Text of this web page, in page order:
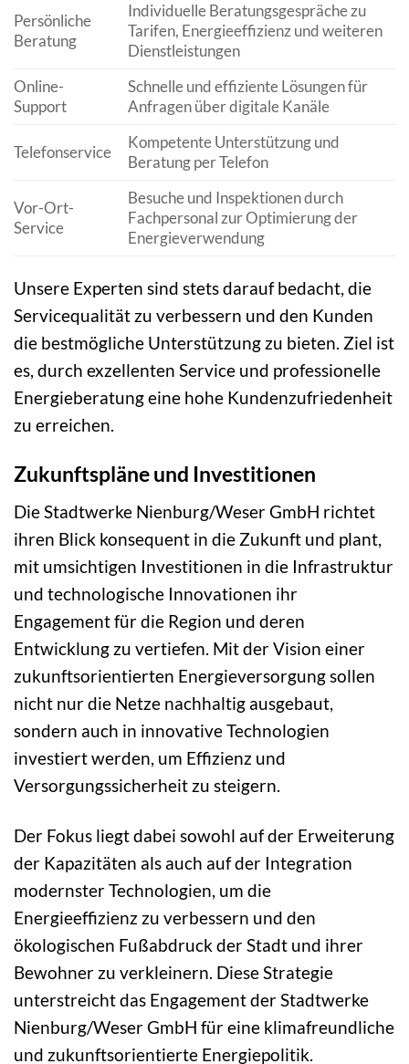
Persönliche
Beratung
Individuelle Beratungsgespräche zu
Tarifen, Energieeffizienz und weiteren
Dienstleistungen
Online-
Support
Schnelle und effiziente Lösungen für
Anfragen über digitale Kanäle
Telefonservice
Kompetente Unterstützung und
Beratung per Telefon
Vor-Ort-
Service
Besuche und Inspektionen durch
Fachpersonal zur Optimierung der
Energieverwendung
Unsere Experten sind stets darauf bedacht, die
Servicequalität zu verbessern und den Kunden
die bestmögliche Unterstützung zu bieten. Ziel ist
es, durch exzellenten Service und professionelle
Energieberatung eine hohe Kundenzufriedenheit
zu erreichen.
Zukunftspläne und Investitionen
Die Stadtwerke Nienburg/Weser GmbH richtet
ihren Blick konsequent in die Zukunft und plant,
mit umsichtigen Investitionen in die Infrastruktur
und technologische Innovationen ihr
Engagement für die Region und deren
Entwicklung zu vertiefen. Mit der Vision einer
zukunftsorientierten Energieversorgung sollen
nicht nur die Netze nachhaltig ausgebaut,
sondern auch in innovative Technologien
investiert werden, um Effizienz und
Versorgungssicherheit zu steigern.
Der Fokus liegt dabei sowohl auf der Erweiterung
der Kapazitäten als auch auf der Integration
modernster Technologien, um die
Energieeffizienz zu verbessern und den
ökologischen Fußabdruck der Stadt und ihrer
Bewohner zu verkleinern. Diese Strategie
unterstreicht das Engagement der Stadtwerke
Nienburg/Weser GmbH für eine klimafreundliche
und zukunftsorientierte Energiepolitik.